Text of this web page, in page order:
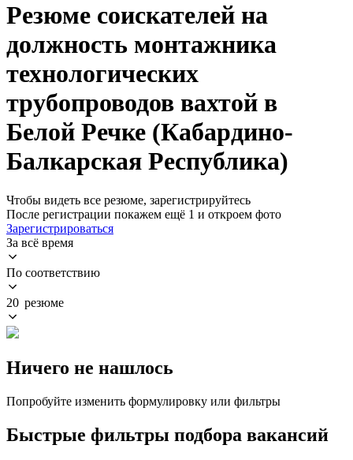
Резюме соискателей на
должность монтажника
технологических
трубопроводов вахтой в
Белой Речке (Кабардино-
Балкарская Республика)
Чтобы видеть все резюме, зарегистрируйтесь
После регистрации покажем ещё 1 и откроем фото
Зарегистрироваться
За всё время
По соответствию
20 резюме
Ничего не нашлось
Попробуйте изменить формулировку или фильтры
Быстрые фильтры подбора вакансий